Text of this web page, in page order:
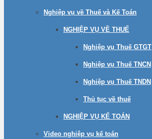
Nghiệp vụ về Thuế và Kế Toán
NGHIỆP VỤ VỀ THUẾ
Nghiệp vụ Thuế GTGT
Nghiệp vụ Thuế TNCN
Nghiệp vụ Thuế TNDN
Thủ tục về thuế
NGHIỆP VỤ KẾ TOÁN
Video nghiệp vụ kế toán